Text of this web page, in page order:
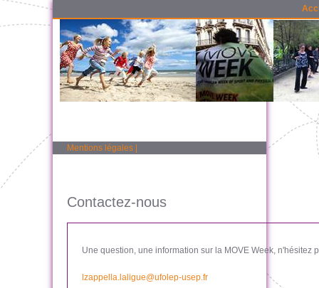
Mentions légales
Contactez-nous
Une question, une information sur la MOVE Week, n'hésitez
lzappella.laligue@ufolep-usep.fr